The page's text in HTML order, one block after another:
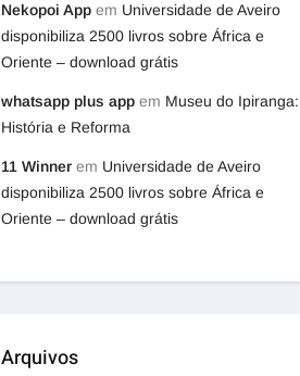
Nekopoi App em Universidade de Aveiro
disponibiliza 2500 livros sobre África e
Oriente – download grátis
whatsapp plus app em Museu do Ipiranga:
História e Reforma
11 Winner em Universidade de Aveiro
disponibiliza 2500 livros sobre África e
Oriente – download grátis
Arquivos